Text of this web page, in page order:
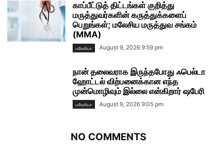
காப்பீட்டுத் திட்டங்கள் குறித்து
மருத்துவர்களின் கருத்துக்களைப்
பெறுங்கள்; மலேசிய மருத்துவ சங்கம்
(MMA)
மலேசியா August 9, 2026 9:59 pm
நான் தலைவராக இருந்தபோது ஃபெல்டா
ஹோட்டல் விற்பனைக்கான எந்த
முன்மொழிவும் இல்லை என்கிறார் ஷபேரி
மலேசியா August 9, 2026 9:05 pm
NO COMMENTS